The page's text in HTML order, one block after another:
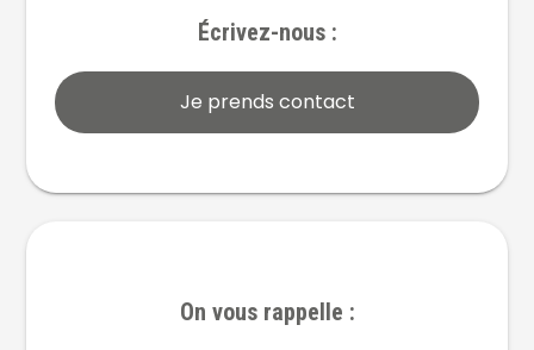
Écrivez-nous :
Je prends contact
On vous rappelle :